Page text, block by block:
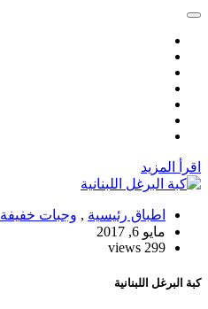
اقرأ المزيد
اطباق رئيسية , وجبات خفيفة
مايو 6, 2017
299 views
كبة البرغل اللبنانية